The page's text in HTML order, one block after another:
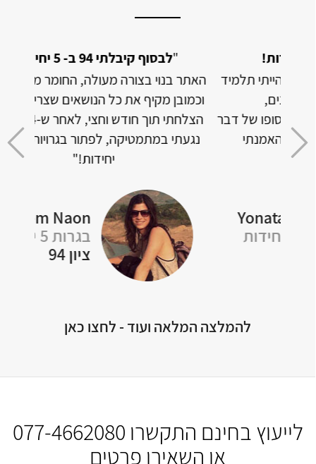
לבסוף קיבלתי 94 ב- 5 יחידות!
האתר בנוי בצורה מעולה, החומר מסודר ומובן
וכמובן מקיף את כל הנושאים שצריך לבגרות.
הצלחתי תוך חודש וחצי, לאחר ש-4 שנים לא
נגעתי במתמטיקה, לפתור בגרויות ברמת 5
Rotem Naon
בגרות 5 יחידות
ציון 94
דבר
להמלצה המלאה ועוד - לחצו כאן
לייעוץ בחינם התקשרו 077-4662080
או השאירו פרטים